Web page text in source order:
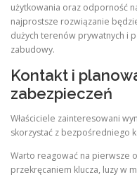
użytkowania oraz odporność
najprostsze rozwiązanie
dużych terenów prywatnych i
zabudowy.
Kontakt i
zabezpieczeń
Właściciele zainteresowani
skorzystać z bezpośredniego
Warto reagować na pierwsze
przekręcaniem klucza, luzy w